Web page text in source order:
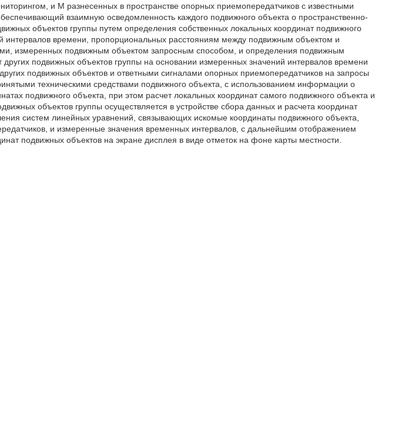
и M разнесенных в пространстве опорных приемопередатчиков с известными
взаимную осведомленность каждого подвижного объекта о пространственно-
объектов группы путем определения собственных локальных координат подвижного
интервалов времени, пропорциональных расстояниям между подвижным объектом и
измеренных подвижным объектом запросным способом, и определения подвижным
других подвижных объектов группы на основании измеренных значений интервалов времени
подвижных объектов и ответными сигналами опорных приемопередатчиков на запросы
техническими средствами подвижного объекта, с использованием информации о
подвижного объекта, при этом расчет локальных координат самого подвижного объекта и
объектов группы осуществляется в устройстве сбора данных и расчета координат
систем линейных уравнений, связывающих искомые координаты подвижного объекта,
и измеренные значения временных интервалов, с дальнейшим отображением
подвижных объектов на экране дисплея в виде отметок на фоне карты местности.